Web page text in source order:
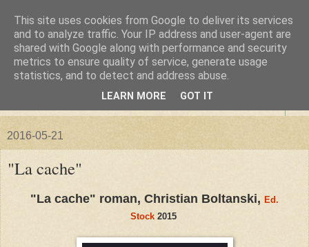
La forêt de Briqueloup
"Nous deviendrons des histoires pour nos enfants"
2016-05-21
"La cache"
"La cache" roman, Christian Boltanski, Ed.
Stock 2015
This site uses cookies from Google to deliver its services
and to analyze traffic. Your IP address and user-agent are
shared with Google along with performance and security
metrics to ensure quality of service, generate usage
statistics, and to detect and address abuse.
LEARN MORE GOT IT